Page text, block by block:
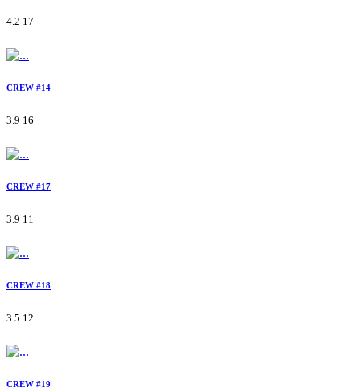
4.2 17
CREW #14
3.9 16
CREW #17
3.9 11
CREW #18
3.5 12
CREW #19